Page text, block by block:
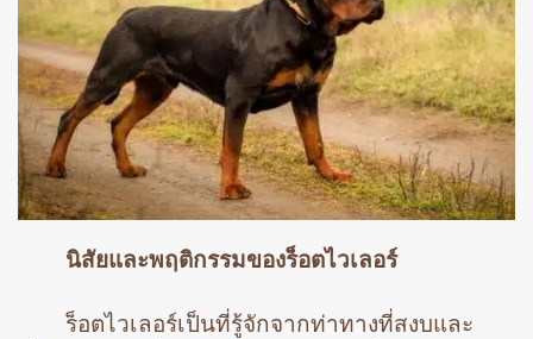
นิสัยและพฤติกรรมของร็อตไวเลอร์
ร็อตไวเลอร์เป็นที่รู้จักจากท่าทางที่สงบและ